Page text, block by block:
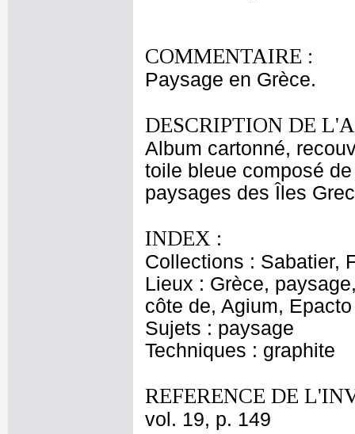
COMMENTAIRE :
Paysage en Grèce.
DESCRIPTION DE
Album cartonné,
toile bleue composé
paysages des Îles
INDEX :
Collections : Sabatier,
Lieux : Grèce,
côte de, Agium, Epacto
Sujets : paysage
Techniques : graphite
REFERENCE DE
vol. 19, p. 149